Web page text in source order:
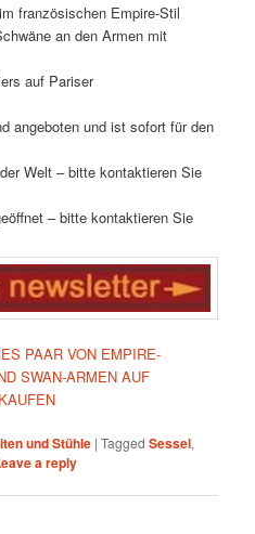
französischen Empire-Stil
an den Armen mit
auf Pariser
angeboten und ist sofort für den
Welt – bitte kontaktieren Sie
– bitte kontaktieren Sie
PAAR VON EMPIRE-
SWAN-ARMEN AUF
und Stühle |Tagged Sessel,
a reply